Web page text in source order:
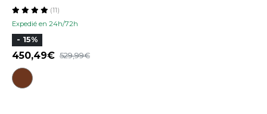
Expedié en 24h/72h
(11)
- 15%
450,49 529,99